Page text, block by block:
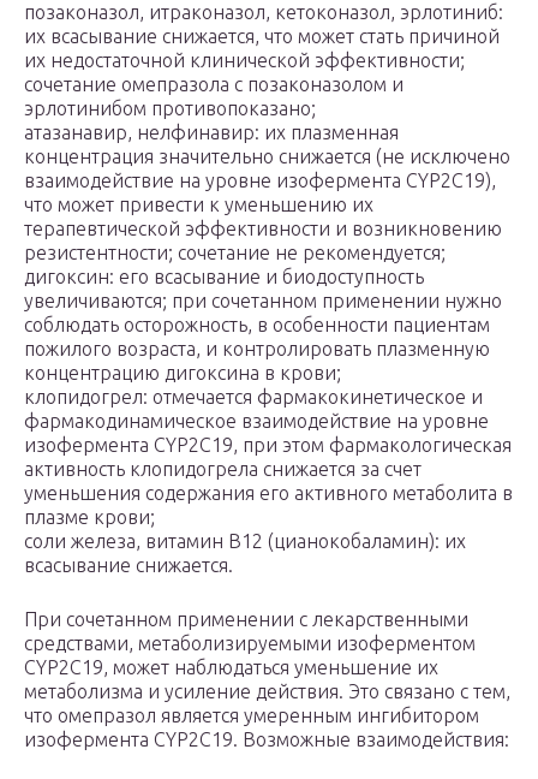
позаконазол, итраконазол, кетоконазол, эрлотиниб:
их всасывание снижается, что может стать причиной
их недостаточной клинической эффективности;
сочетание омепразола с позаконазолом и
эрлотинибом противопоказано;
атазанавир, нелфинавир: их плазменная
концентрация значительно снижается (не исключено
взаимодействие на уровне изофермента CYP2C19),
что может привести к уменьшению их
терапевтической эффективности и возникновению
резистентности; сочетание не рекомендуется;
дигоксин: его всасывание и биодоступность
увеличиваются; при сочетанном применении нужно
соблюдать осторожность, в особенности пациентам
пожилого возраста, и контролировать плазменную
концентрацию дигоксина в крови;
клопидогрел: отмечается фармакокинетическое и
фармакодинамическое взаимодействие на уровне
изофермента CYP2C19, при этом фармакологическая
активность клопидогрела снижается за счет
уменьшения содержания его активного метаболита в
плазме крови;
соли железа, витамин В12 (цианокобаламин): их
всасывание снижается.
При сочетанном применении с лекарственными
средствами, метаболизируемыми изоферментом
CYP2C19, может наблюдаться уменьшение их
метаболизма и усиление действия. Это связано с тем,
что омепразол является умеренным ингибитором
изофермента CYP2C19. Возможные взаимодействия: